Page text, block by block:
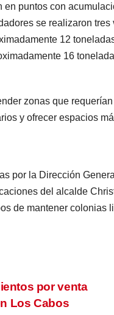
en puntos con
se realizaron
12
16
zonas que
y ofrecer espacios
por la Dirección
del alcalde
de mantener
por venta
Los Cabos